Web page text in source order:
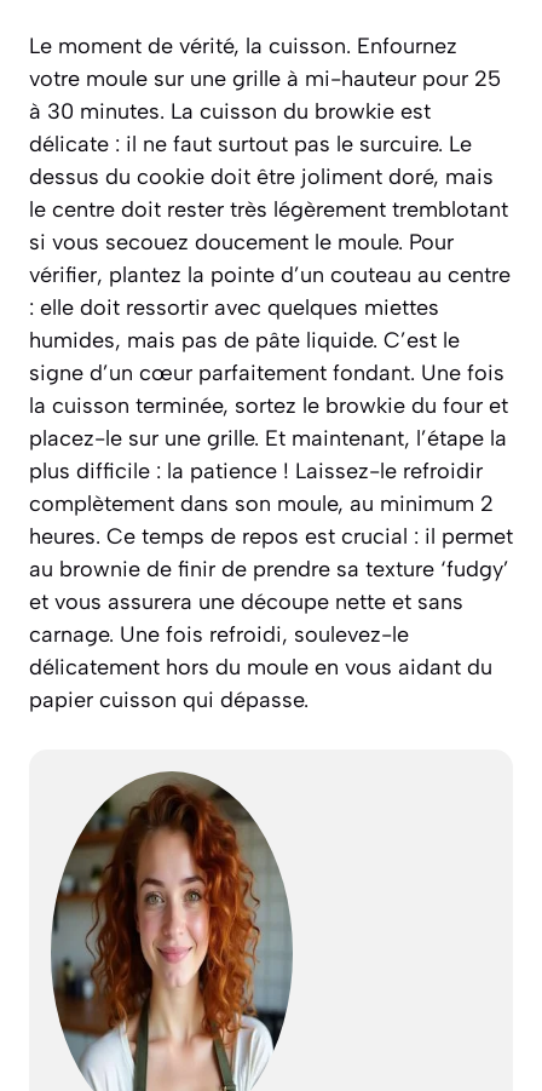
Le moment de vérité, la cuisson. Enfournez
votre moule sur une grille à mi-hauteur pour 25
à 30 minutes. La cuisson du browkie est
délicate : il ne faut surtout pas le surcuire. Le
dessus du cookie doit être joliment doré, mais
le centre doit rester très légèrement tremblotant
si vous secouez doucement le moule. Pour
vérifier, plantez la pointe d’un couteau au centre
: elle doit ressortir avec quelques miettes
humides, mais pas de pâte liquide. C’est le
signe d’un cœur parfaitement fondant. Une fois
la cuisson terminée, sortez le browkie du four et
placez-le sur une grille. Et maintenant, l’étape la
plus difficile : la patience ! Laissez-le refroidir
complètement dans son moule, au minimum 2
heures. Ce temps de repos est crucial : il permet
au brownie de finir de prendre sa texture ‘fudgy’
et vous assurera une découpe nette et sans
carnage. Une fois refroidi, soulevez-le
délicatement hors du moule en vous aidant du
papier cuisson qui dépasse.